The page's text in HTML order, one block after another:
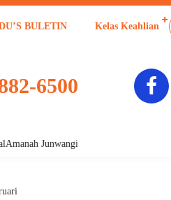
BULETIN Kelas Keahlian
6500
Junwangi